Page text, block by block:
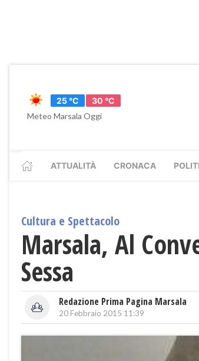
25 °C
30 °C
Meteo Marsala Oggi
ATTUALITÀ CRONACA
Cultura e Spettacolo
Marsala, Al
Sessa
Redazione Prima Pagina Marsala
20 Febbraio 2015 11:39